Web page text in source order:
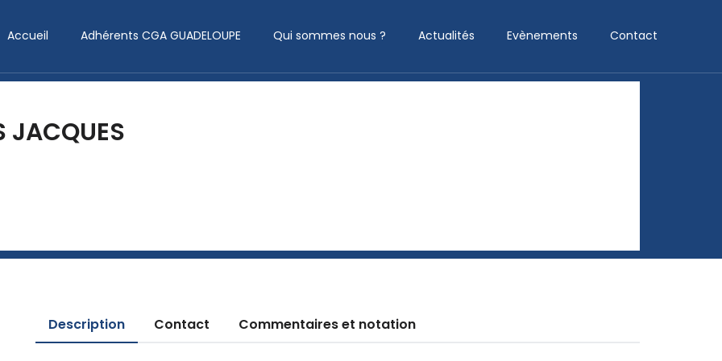
Accueil Adhérents CGA GUADELOUPE Qui sommes nous ? Actualités Evènements Contact
JACQUES
Description Contact Commentaires et notation